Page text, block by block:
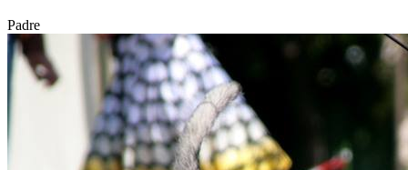
Padre